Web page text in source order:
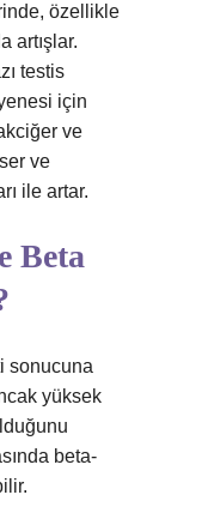
özellikle
artışlar.
testis
için
ve
ve
ile artar.
Beta
sonucuna
yüksek
beta-